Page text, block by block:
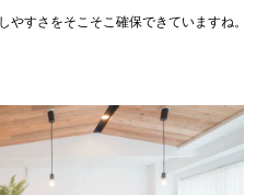
やすさをそこそこ確保できていますね。